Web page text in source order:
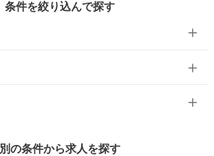
条件を絞り込んで探す
別の条件から求人を探す